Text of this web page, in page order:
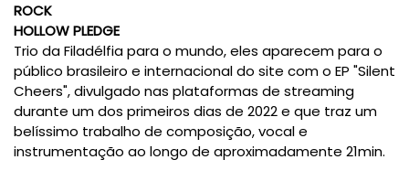
ROCK
HOLLOW PLEDGE
Trio da Filadélfia para o mundo, eles aparecem para o
público brasileiro e internacional do site com o EP "Silent
Cheers", divulgado nas plataformas de streaming
durante um dos primeiros dias de 2022 e que traz um
belíssimo trabalho de composição, vocal e
instrumentação ao longo de aproximadamente 21min.